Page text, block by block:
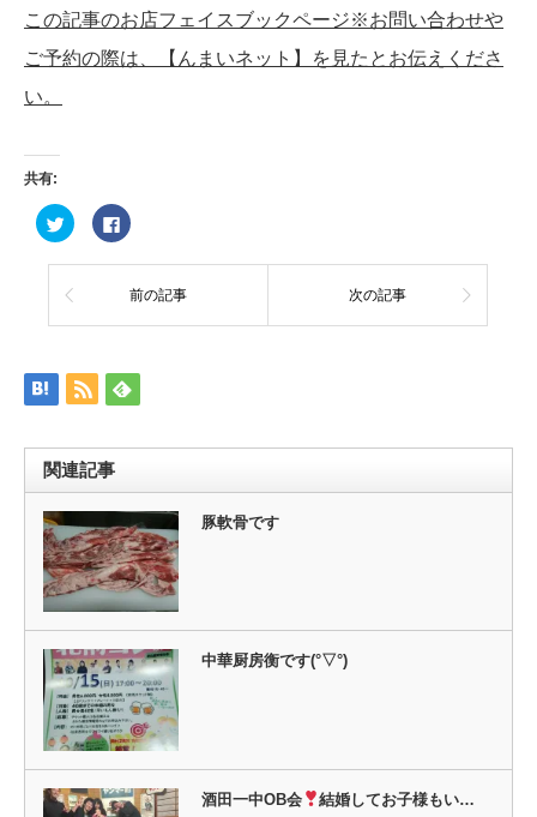
この記事のお店フェイスブックページ※お問い合わせや
ご予約の際は、【んまいネット】を見たとお伝えくださ
い。
共有:
ク
リ
ク
て
Twitter
し
い
ウ
ド
ウ
で
開
き
ま
す)
Facebook
で
有
る
に
ク
し
て
さ
し
い
ウ
ィ
ン
ド
ウ
で
開
ま
す)
前の記事 次の記事
関連記事
豚軟骨です
中華厨房衡です(°▽°)
酒田一中OB会 結婚してお子様もい…